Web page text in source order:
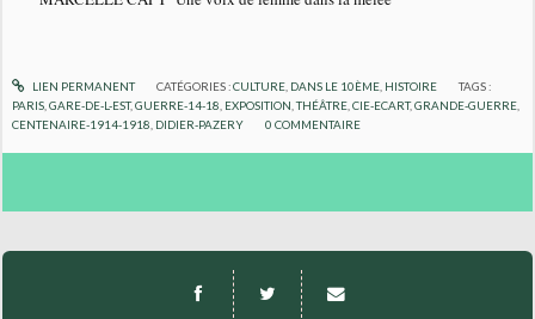
LIEN PERMANENT CATÉGORIES :CULTURE, DANS LE 10ÈME, HISTOIRE
TAGS :
PARIS ,GARE-DE-L-EST,GUERRE-14-18 EXPOSITION ,THÉÂTRE ,CIE-ECART,GRANDE-GUERRE
CENTENAIRE-1914-1918 DIDIER-PAZERY 0 COMMENTAIRE